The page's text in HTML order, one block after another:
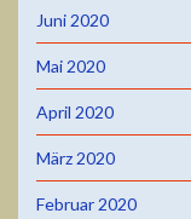
Juni 2020
Mai 2020
April 2020
März 2020
Februar 2020